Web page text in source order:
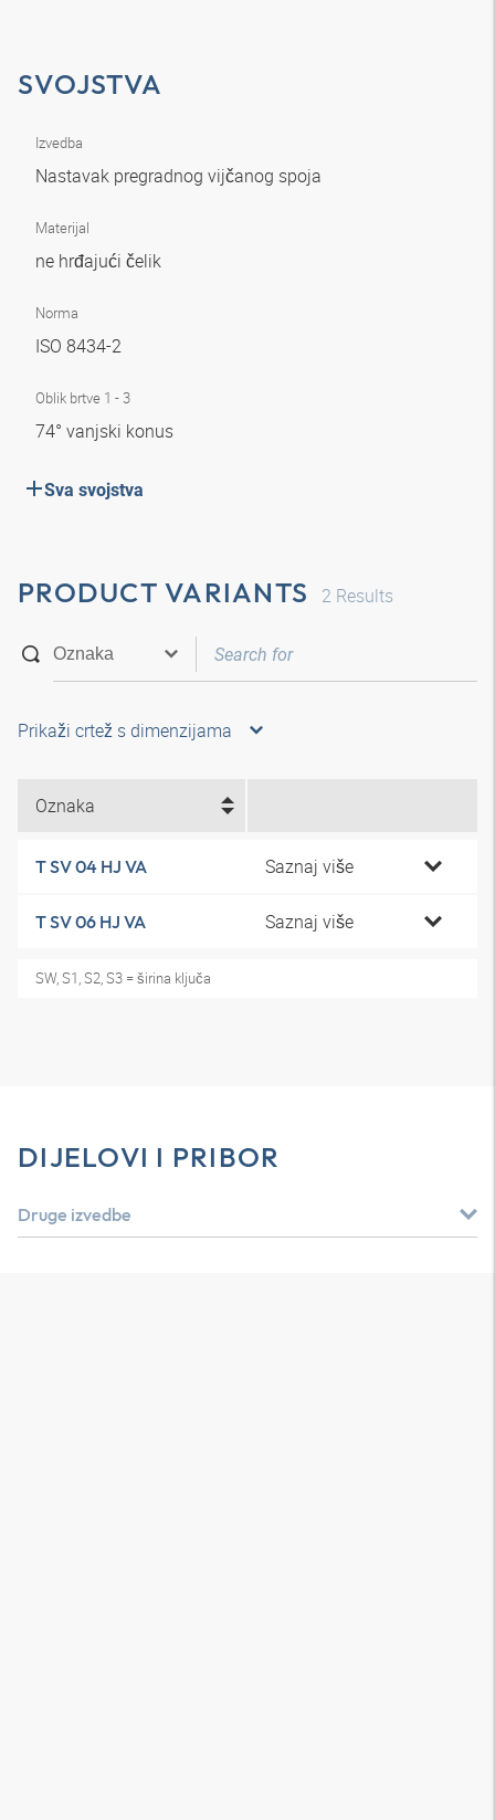
SVOJSTVA
Izvedba
Nastavak pregradnog vijčanog spoja
Materijal
ne hrđajući čelik
Norma
ISO 8434-2
Oblik brtve 1 - 3
74° vanjski konus
Sva svojstva
PRODUCT VARIANTS 2 Results
Prikaži crtež s dimenzijama
Oznaka
T SV 04 HJ VA Saznaj više
T SV 06 HJ VA Saznaj više
SW, S1, S2, S3 = širina ključa
DIJELOVI I PRIBOR
Druge izvedbe